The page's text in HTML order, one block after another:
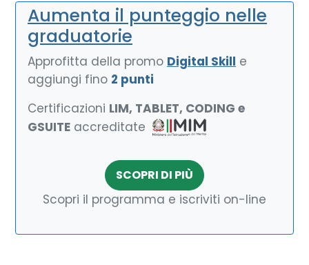
Aumenta il punteggio nelle
graduatorie
Approfitta della promo Digital Skill e
aggiungi fino 2 punti
Certificazioni LIM, TABLET, CODING e
GSUITE accreditate
SCOPRI DI PIÙ
Scopri il programma e iscriviti on-line